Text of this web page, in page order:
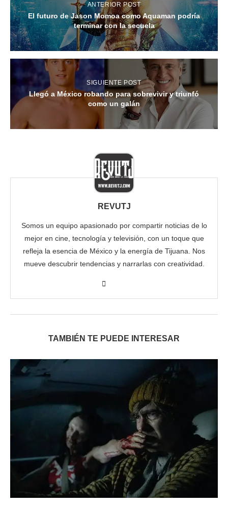
ANTERIOR POST
El futuro de Jason Momoa como Aquaman podría
terminar con la secuela
SIGUIENTE POST
Llegó a México robando para sobrevivir y triunfó
como un galán
REVUTJ
Somos un equipo apasionado por compartir noticias de lo
mejor en cine, tecnología y televisión, con un toque que
refleja la esencia de México y la energía de Tijuana. Nos
mueve descubrir tendencias y narrarlas con creatividad.
TAMBIÉN TE PUEDE INTERESAR